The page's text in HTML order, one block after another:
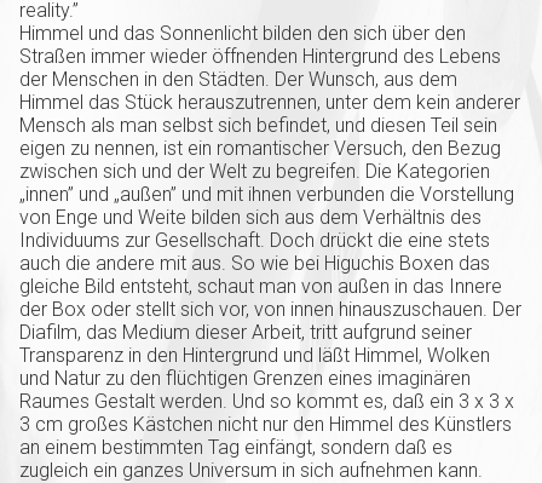
reality.”
Himmel und das Sonnenlicht bilden den sich über den
Straßen immer wieder öffnenden Hintergrund des Lebens
der Menschen in den Städten. Der Wunsch, aus dem
Himmel das Stück herauszutrennen, unter dem kein anderer
Mensch als man selbst sich befindet, und diesen Teil sein
eigen zu nennen, ist ein romantischer Versuch, den Bezug
zwischen sich und der Welt zu begreifen. Die Kategorien
„innen” und „außen” und mit ihnen verbunden die Vorstellung
von Enge und Weite bilden sich aus dem Verhältnis des
Individuums zur Gesellschaft. Doch drückt die eine stets
auch die andere mit aus. So wie bei Higuchis Boxen das
gleiche Bild entsteht, schaut man von außen in das Innere
der Box oder stellt sich vor, von innen hinauszuschauen. Der
Diafilm, das Medium dieser Arbeit, tritt aufgrund seiner
Transparenz in den Hintergrund und läßt Himmel, Wolken
und Natur zu den flüchtigen Grenzen eines imaginären
Raumes Gestalt werden. Und so kommt es, daß ein 3 x 3 x
3 cm großes Kästchen nicht nur den Himmel des Künstlers
an einem bestimmten Tag einfängt, sondern daß es
zugleich ein ganzes Universum in sich aufnehmen kann.